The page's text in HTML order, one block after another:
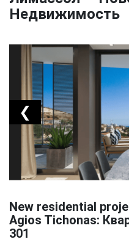
Недвижимость
❮
New residential
Agios Tichonas:
301